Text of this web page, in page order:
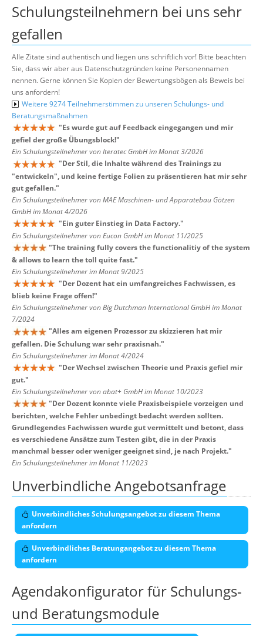
Schulungsteilnehmern bei uns sehr
gefallen
Alle Zitate sind authentisch und liegen uns schriftlich vor! Bitte beachten
Sie, dass wir aber aus Datenschutzgründen keine Personennamen
nennen. Gerne können Sie Kopien der Bewertungsbögen als Beweis bei
uns anfordern!
Weitere 9274 Teilnehmerstimmen zu unseren Schulungs- und
Beratungsmaßnahmen
"Es wurde gut auf Feedback eingegangen und mir
gefiel der große Übungsblock!"
Ein Schulungsteilnehmer von Iteratec GmbH im Monat 3/2026
"Der Stil, die Inhalte während des Trainings zu
"entwickeln", und keine fertige Folien zu präsentieren hat mir sehr
gut gefallen."
Ein Schulungsteilnehmer von MAE Maschinen- und Apparatebau Götzen
GmbH im Monat 4/2026
"Ein guter Einstieg in Data Factory."
Ein Schulungsteilnehmer von Eucon GmbH im Monat 11/2025
"The training fully covers the functionalitiy of the system
& allows to learn the toll quite fast."
Ein Schulungsteilnehmer im Monat 9/2025
"Der Dozent hat ein umfangreiches Fachwissen, es
blieb keine Frage offen!"
Ein Schulungsteilnehmer von Big Dutchman International GmbH im Monat
7/2024
"Alles am eigenen Prozessor zu skizzieren hat mir
gefallen. Die Schulung war sehr praxisnah."
Ein Schulungsteilnehmer im Monat 4/2024
"Der Wechsel zwischen Theorie und Praxis gefiel mir
gut."
Ein Schulungsteilnehmer von abat+ GmbH im Monat 10/2023
"Der Dozent konnte viele Praxisbeispiele vorzeigen und
berichten, welche Fehler unbedingt bedacht werden sollten.
Grundlegendes Fachwissen wurde gut vermittelt und betont, dass
es verschiedene Ansätze zum Testen gibt, die in der Praxis
manchmal besser oder weniger geeignet sind, je nach Projekt."
Ein Schulungsteilnehmer im Monat 11/2023
Unverbindliche Angebotsanfrage
Unverbindliches Schulungsangebot zu diesem Thema
anfordern
Unverbindliches Beratungangebot zu diesem Thema
anfordern
Agendakonfigurator für Schulungs-
und Beratungsmodule